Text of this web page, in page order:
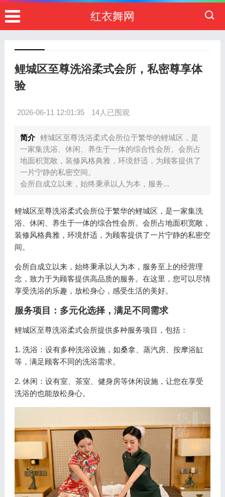
红衣舞网
鲤城区至尊洗浴柔式会所，私密尊享体
验
2026-06-11 12:01:35 14人已围观
简介 鲤城区至尊洗浴柔式会所位于繁华的鲤城区，是
一家集洗浴、休闲、养生于一体的综合性会所。会所占
地面积宽敞，装修风格典雅，环境舒适，为顾客提供了
一片宁静的私密空间。
会所自成立以来，始终秉承以人为本，服务...
鲤城区至尊洗浴柔式会所位于繁华的鲤城区，是一家集洗
浴、休闲、养生于一体的综合性会所。会所占地面积宽敞，
装修风格典雅，环境舒适，为顾客提供了一片宁静的私密空
间。
会所自成立以来，始终秉承以人为本，服务至上的经营理
念，致力于为顾客提供高品质的服务。在这里，您可以尽情
享受洗浴的乐趣，放松身心，感受生活的美好。
服务项目：多元化选择，满足不同需求
鲤城区至尊洗浴柔式会所提供多种服务项目，包括：
1. 洗浴：设有多种洗浴设施，如桑拿、蒸汽房、按摩浴缸
等，满足顾客不同的洗浴需求。
2. 休闲：设有室、茶室、健身房等休闲设施，让您在享受
洗浴的也能放松身心。